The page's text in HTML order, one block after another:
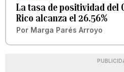
La tasa de positividad del
Rico alcanza el 26.56%
Por Marga Parés Arroyo